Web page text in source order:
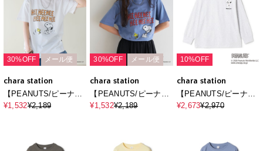
30%OFF メール便
chara station
【PEANUTS/ピーナッ
ツ】スヌーピ
¥1,532¥2,189
30%OFF メール便
chara station
【PEANUTS/ピーナッ
ツ】スヌーピ
¥1,532¥2,189
10%OFF
chara station
【PEANUTS/ピーナッ
ツ】スヌーピ
¥2,673¥2,970